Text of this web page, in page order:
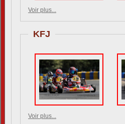
Voir plus...
KFJ
Voir plus...